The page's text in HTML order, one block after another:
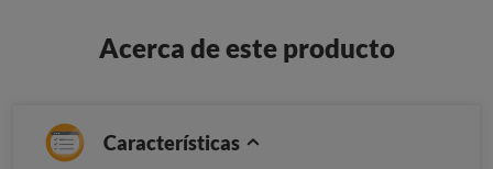
Acerca de este producto
Características